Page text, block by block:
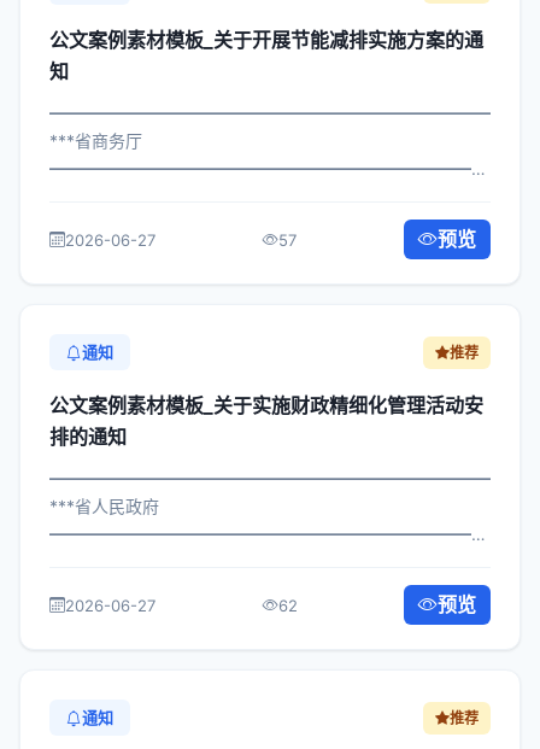
公文案例素材模板_关于开展节能减排实施方案的通
知
***省商务厅
属机构： 为深入贯彻落实习近平总书记...
2026-06-27 57 预览
通知 推荐
公文案例素材模板_关于实施财政精细化管理活动安
排的通知
***省人民政府
门、各直属机构： 为深入贯彻落实习...
2026-06-27 62 预览
通知 推荐